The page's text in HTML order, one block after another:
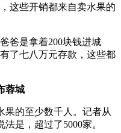
这些开销都来自卖水果的
爸是拿着200块钱进城
了七八万元存款，这些都
蓉城
果的至少数千人。记者从
是，超过了5000家。